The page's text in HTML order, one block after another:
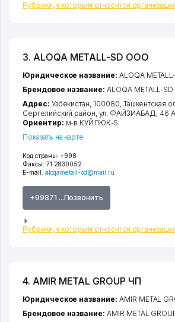
Рубрики, к которым относится организация
3. ALOQA METALL-SD ООО
Код страны: +998
Факсы: 71 2830052
E-mail: aloqametall-sd@mail.ru
+99871 ...Позвонить
Рубрики, к которым относится организация
Юридическое название: ALOQA
Брендовое название: ALOQA METALL-
Адрес: Узбекистан, 100080, Ташкентская
Сергелийский район,ул. ФАЙЗИАБАД, 46 А
Ориентир: м-в КУЙЛЮК-5
Показать на карте
4. AMIR METAL GROUP ЧП
Юридическое название: AMIR METAL
Брендовое название: AMIR METAL